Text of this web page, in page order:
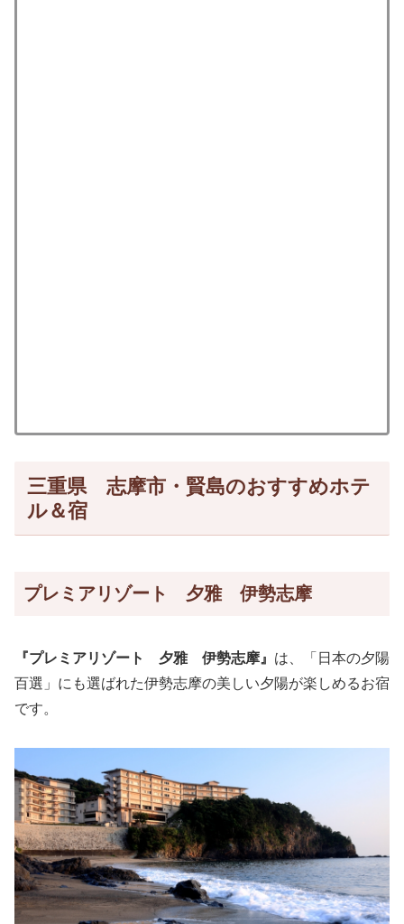
三重県 志摩市・賢島のおすすめホテ
ル＆宿
プレミアリゾート 夕雅 伊勢志摩
『プレミアリゾート 夕雅 伊勢志摩』 は、「日本の夕陽
百選」にも選ばれた伊勢志摩の美しい夕陽が楽しめるお宿
です。